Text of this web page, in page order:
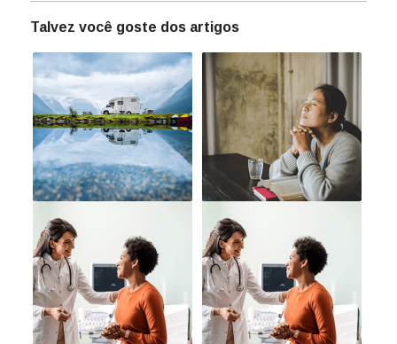
Talvez você goste dos artigos